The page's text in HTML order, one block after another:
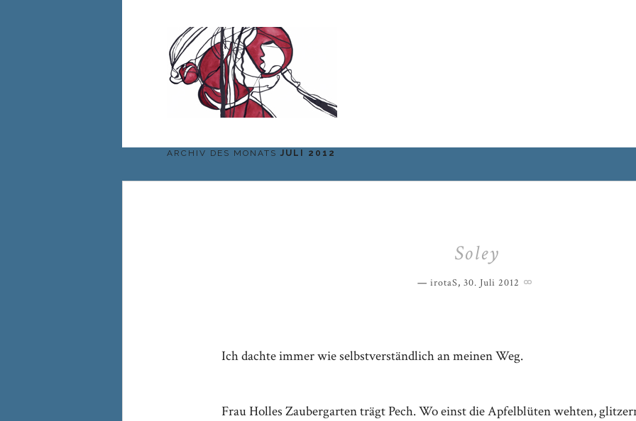
ARCHIV DES MONATSJULI 2012
Soley
irotaS, 30. Juli 2012
Ich dachte immer wie selbstverständlich an meinen Weg.
Frau Holles Zaubergarten trägt Pech. Wo einst die Apfelblüten wehten,